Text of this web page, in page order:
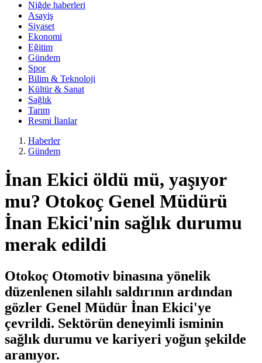
Niğde haberleri
Asayiş
Siyaset
Ekonomi
Eğitim
Gündem
Spor
Bilim & Teknoloji
Kültür & Sanat
Sağlık
Tarım
Resmi İlanlar
Haberler
Gündem
İnan Ekici öldü mü, yaşıyor
mu? Otokoç Genel Müdürü
İnan Ekici'nin sağlık durumu
merak edildi
Otokoç Otomotiv binasına yönelik
düzenlenen silahlı saldırının ardından
gözler Genel Müdür İnan Ekici'ye
çevrildi. Sektörün deneyimli isminin
sağlık durumu ve kariyeri yoğun şekilde
aranıyor.